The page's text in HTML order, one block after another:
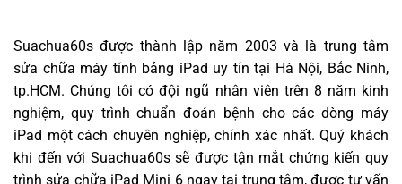
Suachua60s được thành lập năm 2003 và là trung tâm
sửa chữa máy tính bảng iPad uy tín tại Hà Nội, Bắc Ninh,
tp.HCM. Chúng tôi có đội ngũ nhân viên trên 8 năm kinh
nghiệm, quy trình chuẩn đoán bệnh cho các dòng máy
iPad một cách chuyên nghiệp, chính xác nhất. Quý khách
khi đến với Suachua60s sẽ được tận mắt chứng kiến quy
trình sửa chữa iPad Mini 6 ngay tại trung tâm, được tư vấn